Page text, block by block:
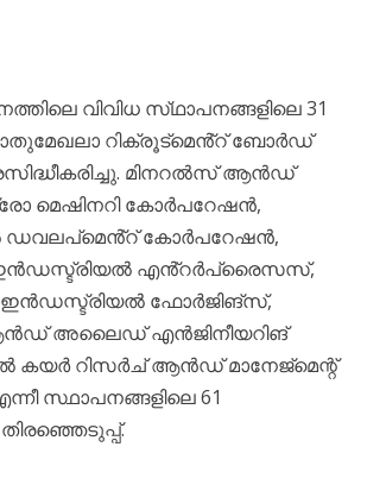
വിവിധ സ്‌ഥാപനങ്ങളിലെ 31
റിക്രൂട്‌മെൻ്റ് ബോർഡ്
മിനറൽസ് ആൻഡ്
മെഷിനറി കോർപറേഷൻ,
ഡവലപ്‌മെൻ്റ് കോർപറേഷൻ,
ഇൻഡസ്ട്രിയൽ എൻ്റർപ്രൈസസ്,
ഫോർജിങ്സ്,
അലൈഡ് എൻജിനീയറിങ്
കയർ റിസർച് ആൻഡ് മാനേജ്‌മെന്റ്
സ്ഥാപനങ്ങളിലെ 61